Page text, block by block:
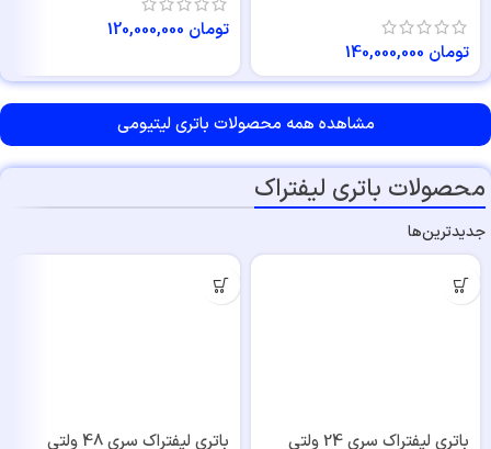
تومان
تومان
مشاهده همه محصولات باتری‌ لیتیومی
محصولات باتری لیفتراک
جدیدترین‌ها
باتری لیفتراک سری 24 ولتی باتری لیفتراک سری 48 ولتی